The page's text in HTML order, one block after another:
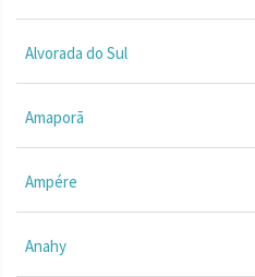
Alvorada do Sul
Amaporã
Ampére
Anahy